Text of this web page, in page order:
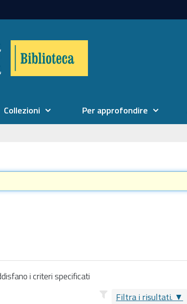
Collezioni Per approfondire
i criteri specificati
Filtra i risultati.